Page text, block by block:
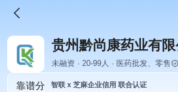
贵州黔尚康药业有限
未融资 · 20-99人 · 医药批发、零售
靠谱分
智联 x 芝麻企业信用 联合认证